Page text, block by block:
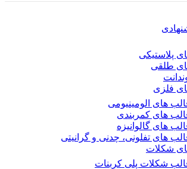
پلاستیکی
طلقی
فلزی
های الومینیومی
های کمربندی
های گالوانیزه
های تفلونی، چدنی و گرانیتی
شکلات
شکلات پلی کربنات